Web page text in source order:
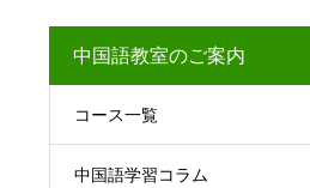
中国語教室のご案内
コース一覧
中国語学習コラム